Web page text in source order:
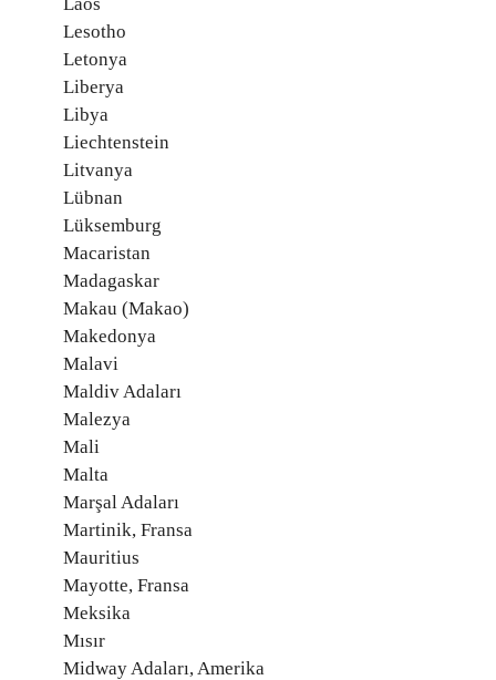
Lesotho
Letonya
Liberya
Libya
Liechtenstein
Litvanya
Lübnan
Lüksemburg
Macaristan
Madagaskar
Makau (Makao)
Makedonya
Malavi
Maldiv Adaları
Malezya
Mali
Malta
Marşal Adaları
Martinik, Fransa
Mauritius
Mayotte, Fransa
Meksika
Mısır
Midway Adaları, Amerika